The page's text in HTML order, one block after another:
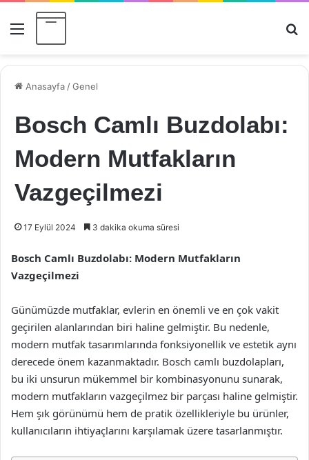
Menü
Anasayfa /Genel
Bosch Camlı Buzdolabı:
Modern Mutfakların
Vazgeçilmezi
17 Eylül 2024 3 dakika okuma süresi
Bosch Camlı Buzdolabı: Modern Mutfakların
Vazgeçilmezi
Günümüzde mutfaklar, evlerin en önemli ve en çok vakit
geçirilen alanlarından biri haline gelmiştir. Bu nedenle,
modern mutfak tasarımlarında fonksiyonellik ve estetik aynı
derecede önem kazanmaktadır. Bosch camlı buzdolapları,
bu iki unsurun mükemmel bir kombinasyonunu sunarak,
modern mutfakların vazgeçilmez bir parçası haline gelmiştir.
Hem şık görünümü hem de pratik özellikleriyle bu ürünler,
kullanıcıların ihtiyaçlarını karşılamak üzere tasarlanmıştır.